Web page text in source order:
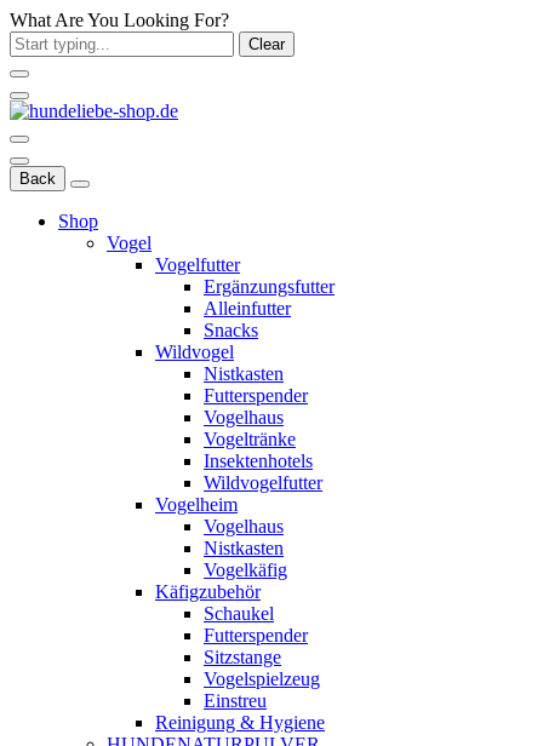
What Are You Looking For?
Clear
Back
Shop
Vogel
Vogelfutter
Ergänzungsfutter
Alleinfutter
Snacks
Wildvogel
Nistkasten
Futterspender
Vogelhaus
Vogeltränke
Insektenhotels
Wildvogelfutter
Vogelheim
Vogelhaus
Nistkasten
Vogelkäfig
Käfigzubehör
Schaukel
Futterspender
Sitzstange
Vogelspielzeug
Einstreu
Reinigung & Hygiene